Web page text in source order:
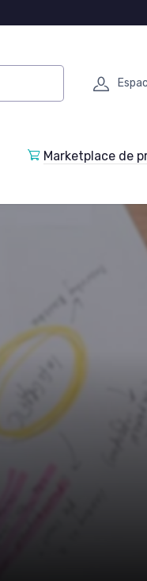
Marketplace de